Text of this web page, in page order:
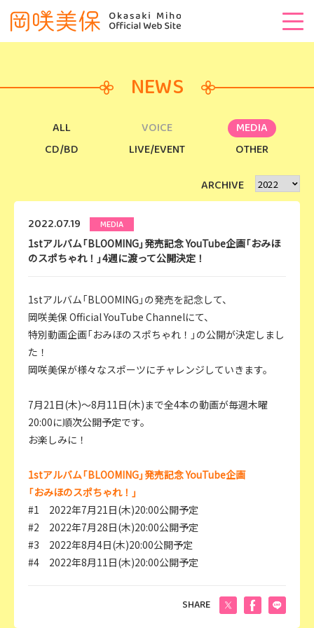
NEWS
ALL VOICE
MEDIA
CD/BD
LIVE/EVENT OTHER
ARCHIVE
2022.07.19 MEDIA
1stアルバム「BLOOMING」発売記念 YouTube企画「おみほ
のスポちゃれ！」4週に渡って公開決定！
1stアルバム「BLOOMING」の発売を記念して、
岡咲美保 Official YouTube Channelにて、
特別動画企画「おみほのスポちゃれ！」の公開が決定しまし
た！
岡咲美保が様々なスポーツにチャレンジしていきます。
7月21日(木)～8月11日(木)まで全4本の動画が毎週木曜
20:00に順次公開予定です。
お楽しみに！
1stアルバム「BLOOMING」発売記念 YouTube企画
「おみほのスポちゃれ！」
#1 2022年7月21日(木)20:00公開予定
#2 2022年7月28日(木)20:00公開予定
#3 2022年8月4日(木)20:00公開予定
#4 2022年8月11日(木)20:00公開予定
SHARE